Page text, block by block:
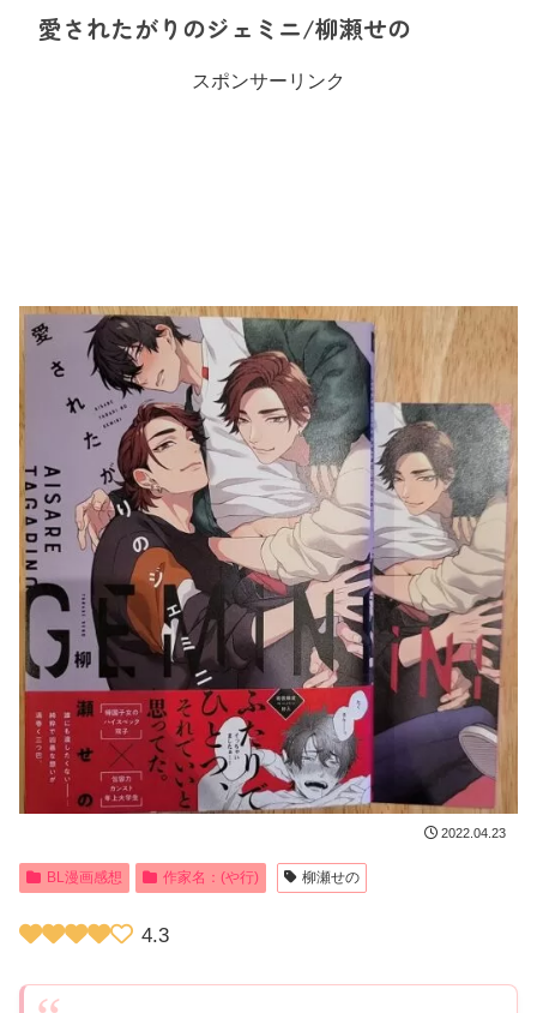
愛されたがりのジェミニ/柳瀬せの
スポンサーリンク
2022.04.23
BL漫画感想 作家名：(や行) 柳瀬せの
4.3